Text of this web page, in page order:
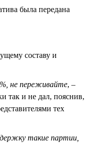
была передана
составу и
не переживайте, –
так и не дал, пояснив,
тех
такие партии,